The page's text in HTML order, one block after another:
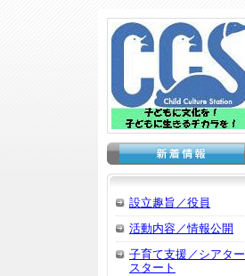
設立趣旨／役員
活動内容／情報公開
子育て支援／シアター
スタート